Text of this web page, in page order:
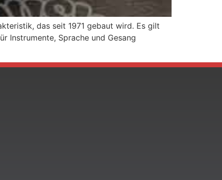
das seit 1971 gebaut wird. Es gilt
Instrumente, Sprache und Gesang